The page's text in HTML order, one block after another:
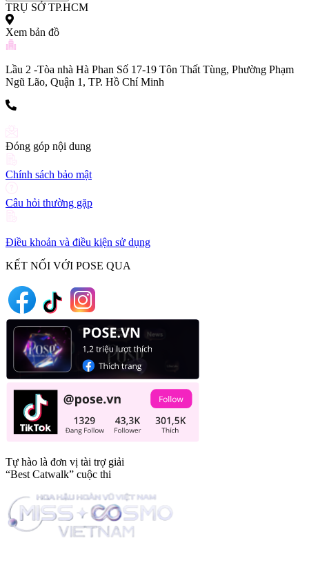
TRỤ SỞ TP.HCM
Xem bản đồ
Lầu 2 -Tòa nhà Hà Phan Số 17-19 Tôn Thất Tùng, Phường Phạm
Ngũ Lão, Quận 1, TP. Hồ Chí Minh
Đóng góp nội dung
Chính sách bảo mật
Câu hỏi thường gặp
Điều khoản và điều kiện sử dụng
KẾT NỐI VỚI POSE QUA
Tự hào là đơn vị tài trợ giải
“Best Catwalk” cuộc thi